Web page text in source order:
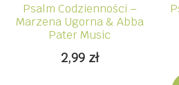
Psalm Codzienności –
Marzena Ugorna & Abba
Pater Music
2,99 zł